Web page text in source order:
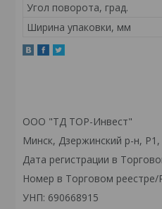
Угол поворота, град.
Ширина упаковки, мм
ООО "ТД ТОР-Инвест"
Минск, Дзержинский р-н,
Дата регистрации в
Номер в Торговом реестре/
УНП: 690668915